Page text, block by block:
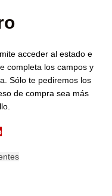
acceder al estado e
completa los campos y
Sólo te pediremos los
de compra sea más